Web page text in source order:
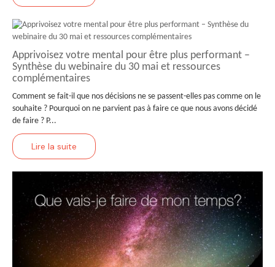
Apprivoisez votre mental pour être plus performant –
Synthèse du webinaire du 30 mai et ressources
complémentaires
Comment se fait-il que nos décisions ne se passent-elles pas comme on le
souhaite ? Pourquoi on ne parvient pas à faire ce que nous avons décidé
de faire ? P...
Lire la suite